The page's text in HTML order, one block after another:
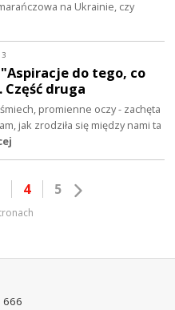
na Ukrainie, czy
"Aspiracje do tego, co
druga
promienne oczy - zachęta
jak zrodziła się między nami ta
4 5
666